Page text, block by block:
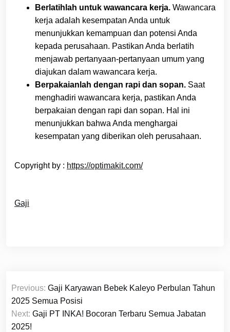
Berlatihlah untuk wawancara kerja. Wawancara
kerja adalah kesempatan Anda untuk
menunjukkan kemampuan dan potensi Anda
kepada perusahaan. Pastikan Anda berlatih
menjawab pertanyaan-pertanyaan umum yang
diajukan dalam wawancara kerja.
Berpakaianlah dengan rapi dan sopan. Saat
menghadiri wawancara kerja, pastikan Anda
berpakaian dengan rapi dan sopan. Hal ini
menunjukkan bahwa Anda menghargai
kesempatan yang diberikan oleh perusahaan.
Copyright by : https://optimakit.com/
Gaji
Navigasi
pos
Previous: Gaji Karyawan Bebek Kaleyo Perbulan Tahun
2025 Semua Posisi
Next: Gaji PT INKA! Bocoran Terbaru Semua Jabatan
2025!